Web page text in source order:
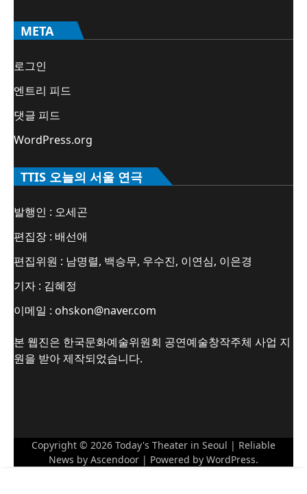
META
로그인
엔트리 피드
댓글 피드
WordPress.org
TTIS 오늘의 서울 연극
발행인 : 오세곤
편집장 : 배선애
편집위원 : 남명렬, 백승무, 우수진, 이연심, 이은경
기자 : 김혜정
이메일 : ohskon@naver.com
본 웹진은 한국문화예술위원회 공연예술창작주체 사업 지
원을 받아 제작되었습니다.
Copyright © 2026 Today's Theater in Seoul | Reliable
News by Ascendoor | Powered by WordPress.